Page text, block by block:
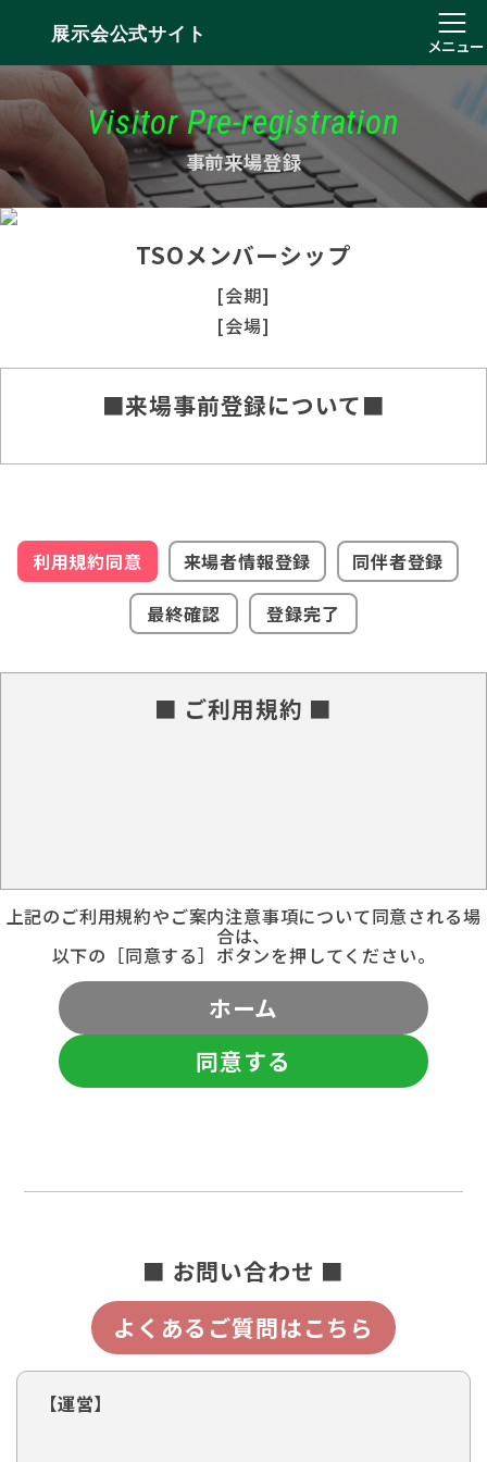
展示会公式サイト
メニュー
Visitor Pre-registration
事前来場登録
TSOメンバーシップ
[会期]
[会場]
■来場事前登録について■
利用規約同意 来場者情報登録
同伴者登録
最終確認
登録完了
■ ご利用規約 ■
上記のご利用規約やご案内注意事項について同意される場
合は、
以下の［同意する］ボタンを押してください。
ホーム
同意する
■ お問い合わせ ■
よくあるご質問はこちら
【運営】